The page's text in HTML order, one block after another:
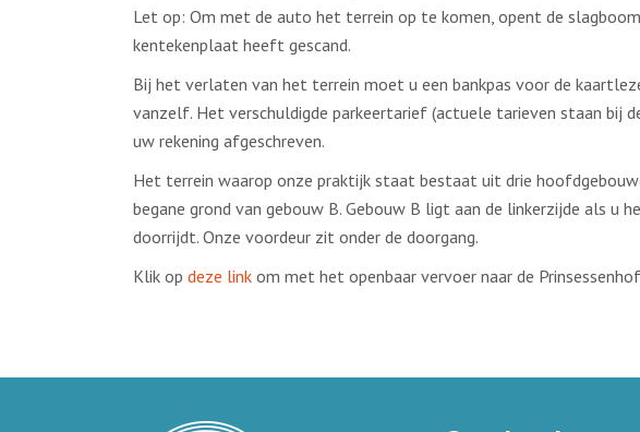
Let op: Om met de auto het terrein op te komen, opent de
kentekenplaat heeft gescand.
Bij het verlaten van het terrein moet u een bankpas voor de
vanzelf. Het verschuldigde parkeertarief (actuele tarieven staan bij
uw rekening afgeschreven.
Het terrein waarop onze praktijk staat bestaat uit drie
begane grond van gebouw B. Gebouw B ligt aan de linkerzijde als u
doorrijdt. Onze voordeur zit onder de doorgang.
Klik op deze link om met het openbaar vervoer naar de